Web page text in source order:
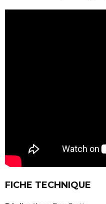
FICHE TECHNIQUE